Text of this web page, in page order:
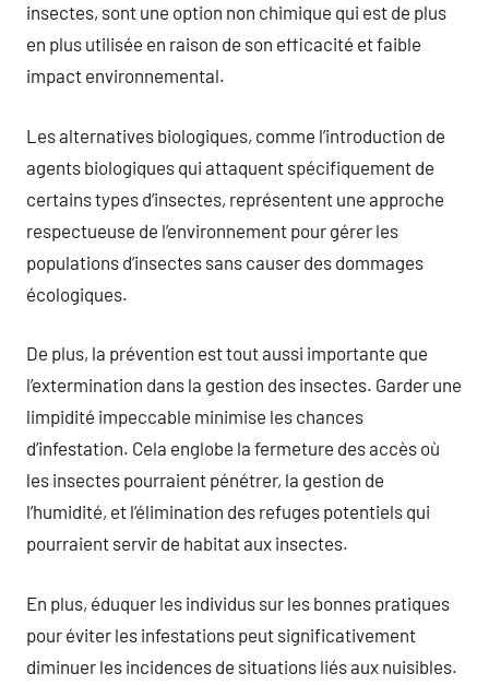
insectes, sont une option non chimique qui est de plus
en plus utilisée en raison de son efficacité et faible
impact environnemental.
Les alternatives biologiques, comme l’introduction de
agents biologiques qui attaquent spécifiquement de
certains types d’insectes, représentent une approche
respectueuse de l’environnement pour gérer les
populations d’insectes sans causer des dommages
écologiques.
De plus, la prévention est tout aussi importante que
l’extermination dans la gestion des insectes. Garder une
limpidité impeccable minimise les chances
d’infestation. Cela englobe la fermeture des accès où
les insectes pourraient pénétrer, la gestion de
l’humidité, et l’élimination des refuges potentiels qui
pourraient servir de habitat aux insectes.
En plus, éduquer les individus sur les bonnes pratiques
pour éviter les infestations peut significativement
diminuer les incidences de situations liés aux nuisibles.